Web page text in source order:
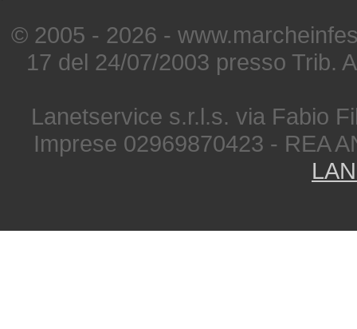
© 2005 - 2026 -
17 del 24/07/2003 presso Trib.
Lanetservice s.r.l.s. via Fabio
Imprese 02969870423 - REA